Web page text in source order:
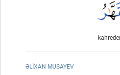
ƏLIXAN MUSAYEV